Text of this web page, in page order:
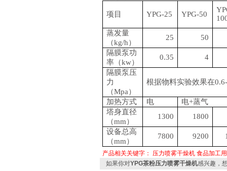
项目 YPG-25 YPG-50
蒸发量
（kg/h）
25
50
隔膜泵功
率（kw）
0.35
4
隔膜泵压
力
（Mpa）
根据物料实验效果在
加热方式 电 电+蒸气
塔身直径
（mm）
1300
1800
设备总高
（mm）
7800 9200
产品相关关键字： 压力喷雾干燥机 食品加工
如果你对YPG茶粉压力喷雾干燥机感兴趣，